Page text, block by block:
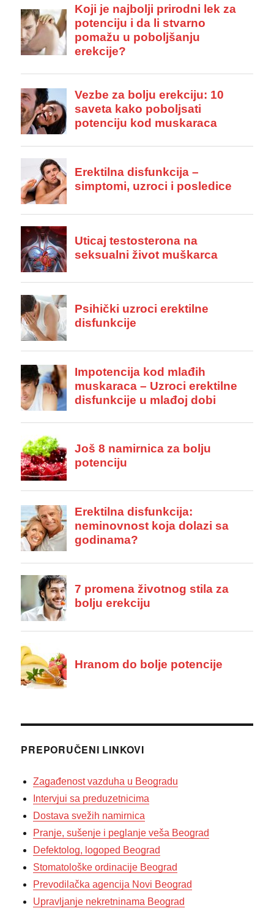
PREPORUČENI LINKOVI
Zagađenost vazduha u Beogradu
Intervjui sa preduzetnicima
Dostava svežih namirnica
Pranje, sušenje i peglanje veša Beograd
Defektolog, logoped Beograd
Stomatološke ordinacije Beograd
Prevodilačka agencija Novi Beograd
Upravljanje nekretninama Beograd